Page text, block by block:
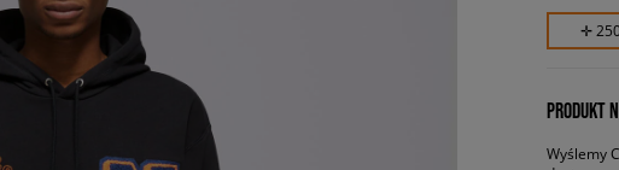
✛
PRODUKT
Wyślemy